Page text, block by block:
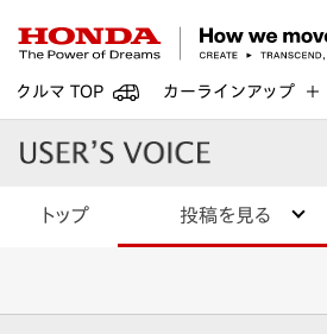
クルマ TOP カーラインアップ
トップ 投稿を見る